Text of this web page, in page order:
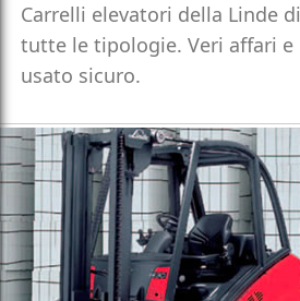
Carrelli elevatori della Linde di
tutte le tipologie. Veri affari e
usato sicuro.